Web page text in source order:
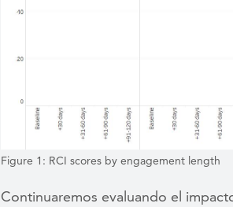
Figure 1: RCI scores by engagement length
Continuaremos evaluando el